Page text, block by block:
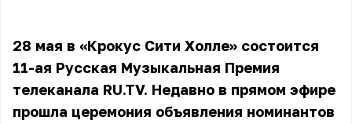
28 мая в «Крокус Сити Холле» состоится
11-ая Русская Музыкальная Премия
телеканала RU.TV. Недавно в прямом эфире
прошла церемония объявления номинантов